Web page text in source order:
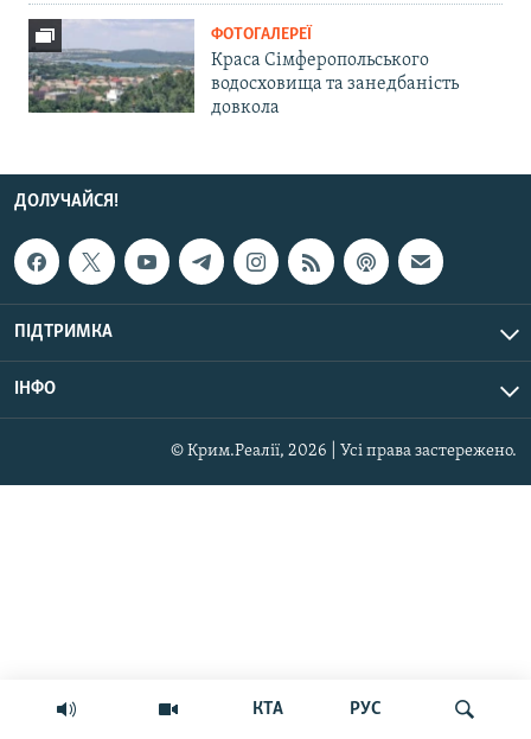
КТА РУС
ФОТОГАЛЕРЕЇ
Краса Сімферопольського
водосховища та занедбаність
довкола
ДОЛУЧАЙСЯ!
ПІДТРИМКА
ІНФО
© Крим.Реалії, 2026 | Усі права застережено.